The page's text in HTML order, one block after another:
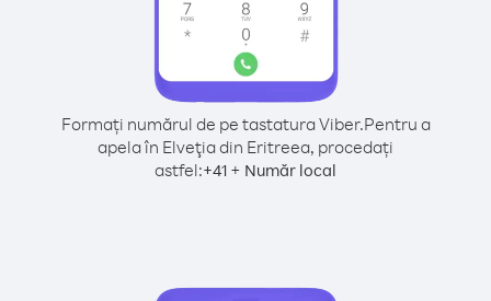
Formați numărul de pe tastatura Viber.Pentru a
apela în Elveţia din Eritreea, procedați
astfel:+41 + Număr local